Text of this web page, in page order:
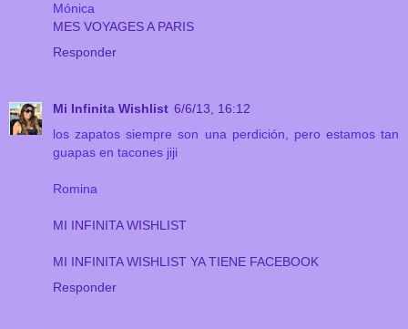
Mónica
MES VOYAGES A PARIS
Responder
Mi Infinita Wishlist 6/6/13, 16:12
los zapatos siempre son una perdición, pero estamos tan
guapas en tacones jiji
Romina
MI INFINITA WISHLIST
MI INFINITA WISHLIST YA TIENE FACEBOOK
Responder